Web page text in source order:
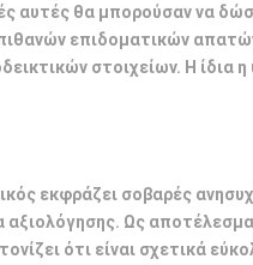
αυτές θα μπορούσαν να
επιδοματικών
στοιχείων. Η ίδια η
εκφράζει σοβαρές
αξιολόγησης. Ως
ότι είναι σχετικά